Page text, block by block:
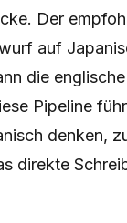
Der
auf
die
Pipeline
denken,
direkte